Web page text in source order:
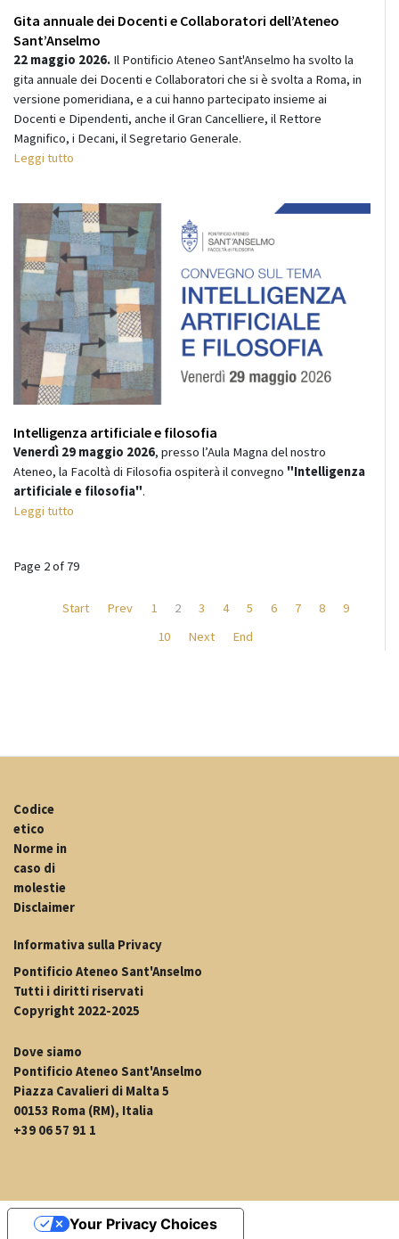
Gita annuale dei Docenti e Collaboratori dell’Ateneo
Sant’Anselmo
22 maggio 2026. Il Pontificio Ateneo Sant'Anselmo ha svolto la
gita annuale dei Docenti e Collaboratori che si è svolta a Roma, in
versione pomeridiana, e a cui hanno partecipato insieme ai
Docenti e Dipendenti, anche il Gran Cancelliere, il Rettore
Magnifico, i Decani, il Segretario Generale.
Leggi tutto
Intelligenza artificiale e filosofia
Venerdì 29 maggio 2026, presso l’Aula Magna del nostro
Ateneo, la Facoltà di Filosofia ospiterà il convegno "Intelligenza
artificiale e filosofia".
Leggi tutto
Page 2 of 79
Start Prev 1 2 3 4 5 6 7 8
9
10
Next End
Codice
etico
Norme in
caso di
molestie
Disclaimer
Informativa sulla Privacy
Pontificio Ateneo Sant'Anselmo
Tutti i diritti riservati
Copyright 2022-2025
Dove siamo
Pontificio Ateneo Sant'Anselmo
Piazza Cavalieri di Malta 5
00153 Roma (RM), Italia
+39 06 57 91 1
Your Privacy Choices